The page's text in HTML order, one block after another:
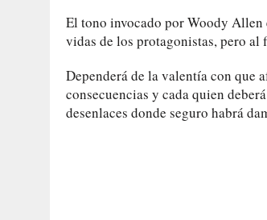
El tono invocado por Woody Allen
vidas de los protagonistas, pero al
Dependerá de la valentía con que
consecuencias y cada quien
desenlaces donde seguro habrá